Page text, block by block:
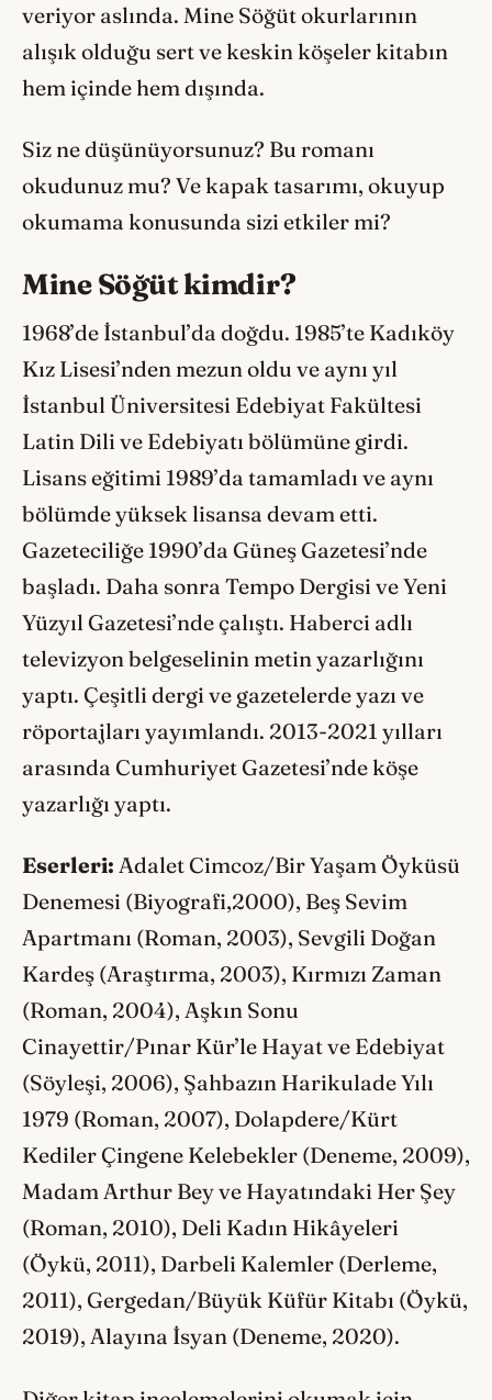
veriyor aslında. Mine Söğüt okurlarının
alışık olduğu sert ve keskin köşeler kitabın
hem içinde hem dışında.
Siz ne düşünüyorsunuz? Bu romanı
okudunuz mu? Ve kapak tasarımı, okuyup
okumama konusunda sizi etkiler mi?
Mine Söğüt kimdir?
1968’de İstanbul’da doğdu. 1985’te Kadıköy
Kız Lisesi’nden mezun oldu ve aynı yıl
İstanbul Üniversitesi Edebiyat Fakültesi
Latin Dili ve Edebiyatı bölümüne girdi.
Lisans eğitimi 1989’da tamamladı ve aynı
bölümde yüksek lisansa devam etti.
Gazeteciliğe 1990’da Güneş Gazetesi’nde
başladı. Daha sonra Tempo Dergisi ve Yeni
Yüzyıl Gazetesi’nde çalıştı. Haberci adlı
televizyon belgeselinin metin yazarlığını
yaptı. Çeşitli dergi ve gazetelerde yazı ve
röportajları yayımlandı. 2013-2021 yılları
arasında Cumhuriyet Gazetesi’nde köşe
yazarlığı yaptı.
Eserleri: Adalet Cimcoz/Bir Yaşam Öyküsü
Denemesi (Biyografi,2000), Beş Sevim
Apartmanı (Roman, 2003), Sevgili Doğan
Kardeş (Araştırma, 2003), Kırmızı Zaman
(Roman, 2004), Aşkın Sonu
Cinayettir/Pınar Kür’le Hayat ve Edebiyat
(Söyleşi, 2006), Şahbazın Harikulade Yılı
1979 (Roman, 2007), Dolapdere/Kürt
Kediler Çingene Kelebekler (Deneme, 2009),
Madam Arthur Bey ve Hayatındaki Her Şey
(Roman, 2010), Deli Kadın Hikâyeleri
(Öykü, 2011), Darbeli Kalemler (Derleme,
2011), Gergedan/Büyük Küfür Kitabı (Öykü,
2019), Alayına İsyan (Deneme, 2020).